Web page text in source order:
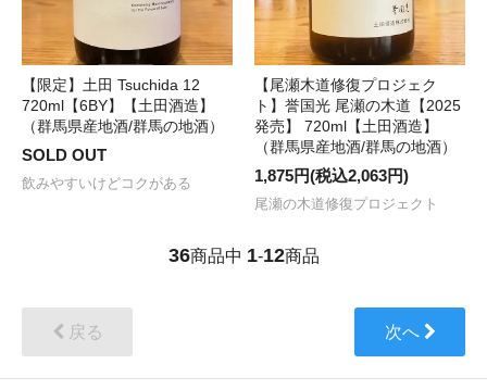
【限定】土田 Tsuchida 12
720ml【6BY】【土田酒造】
（群馬県産地酒/群馬の地酒）
SOLD OUT
飲みやすいけどコクがある
【尾瀬木道修復プロジェク
ト】誉国光 尾瀬の木道【2025
発売】 720ml【土田酒造】
（群馬県産地酒/群馬の地酒）
1,875円(税込2,063円)
尾瀬の木道修復プロジェクト
36商品中 1-12商品
戻る 次へ